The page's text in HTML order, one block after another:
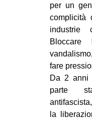
per un
complicità
industrie
fare
Da 2 anni
parte
la